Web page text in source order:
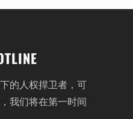
的人权捍卫者，可
我们将在第一时间